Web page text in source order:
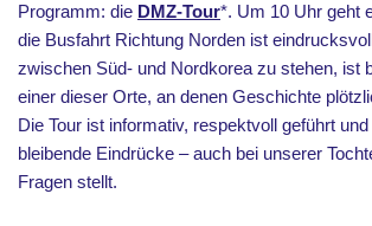
Programm: die DMZ-Tour*. Um 10 Uhr geht
die Busfahrt Richtung Norden ist
zwischen Süd- und Nordkorea zu stehen, ist
einer dieser Orte, an denen Geschichte
Die Tour ist informativ, respektvoll geführt
bleibende Eindrücke – auch bei unserer
Fragen stellt.